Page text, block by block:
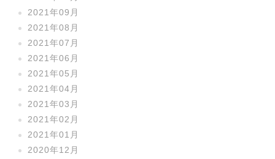
2021年09月
2021年08月
2021年07月
2021年06月
2021年05月
2021年04月
2021年03月
2021年02月
2021年01月
2020年12月